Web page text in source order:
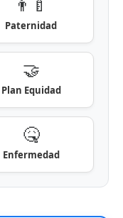
👨‍🍼
Paternidad
🤝
Plan Equidad
🤒
Enfermedad